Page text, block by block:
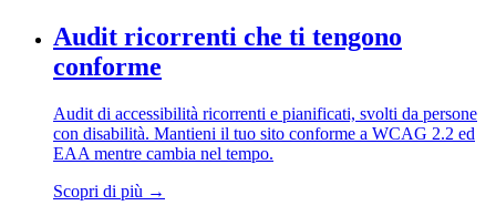
Audit ricorrenti che ti tengono
conforme
Audit di accessibilità ricorrenti e pianificati, svolti da persone
con disabilità. Mantieni il tuo sito conforme a WCAG 2.2 ed
EAA mentre cambia nel tempo.
Scopri di più →